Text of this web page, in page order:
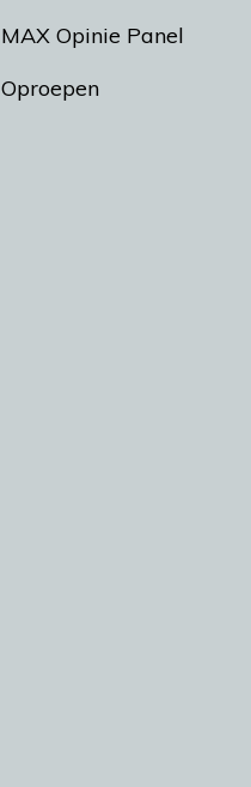
MAX Opinie Panel
Oproepen